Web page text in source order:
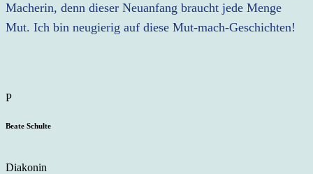
Macherin, denn dieser Neuanfang braucht jede Menge
Mut. Ich bin neugierig auf diese Mut-mach-Geschichten!
Beate Schulte
Diakonin